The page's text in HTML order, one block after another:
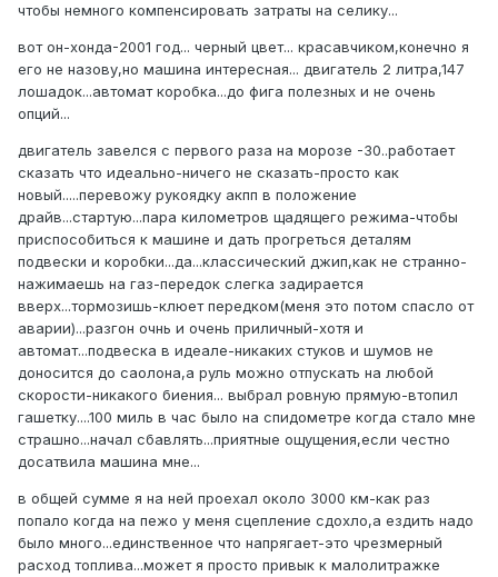
чтобы немного компенсировать затраты на селику...
вот он-хонда-2001 год... черный цвет... красавчиком,конечно я
его не назову,но машина интересная... двигатель 2 литра,147
лошадок...автомат коробка...до фига полезных и не очень
опций...
двигатель завелся с первого раза на морозе -30..работает
сказать что идеально-ничего не сказать-просто как
новый.....перевожу рукоядку акпп в положение
драйв...стартую...пара километров щадящего режима-чтобы
приспособиться к машине и дать прогреться деталям
подвески и коробки...да...классический джип,как не странно-
нажимаешь на газ-передок слегка задирается
вверх...тормозишь-клюет передком(меня это потом спасло от
аварии)...разгон очнь и очень приличный-хотя и
автомат...подвеска в идеале-никаких стуков и шумов не
доносится до саолона,а руль можно отпускать на любой
скорости-никакого биения... выбрал ровную прямую-втопил
гашетку....100 миль в час было на спидометре когда стало мне
страшно...начал сбавлять...приятные ощущения,если честно
досатвила машина мне...
в общей сумме я на ней проехал около 3000 км-как раз
попало когда на пежо у меня сцепление сдохло,а ездить надо
было много...единственное что напрягает-это чрезмерный
расход топлива...может я просто привык к малолитражке